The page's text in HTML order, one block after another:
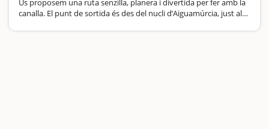
Us proposem una ruta senzilla, planera i divertida per fer amb la
canalla. El punt de sortida és des del nucli d’Aiguamúrcia, just al